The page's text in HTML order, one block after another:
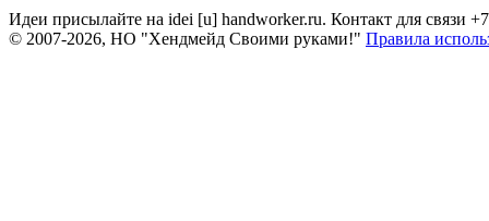
Идеи присылайте на idei [u] handworker.ru. Контакт для связи
© 2007-2026, НО "Хендмейд Своими руками!" Правила